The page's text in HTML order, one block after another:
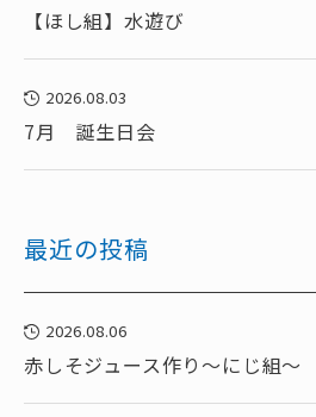
【ほし組】水遊び
2026.08.03
7月 誕生日会
最近の投稿
2026.08.06
赤しそジュース作り～にじ組～